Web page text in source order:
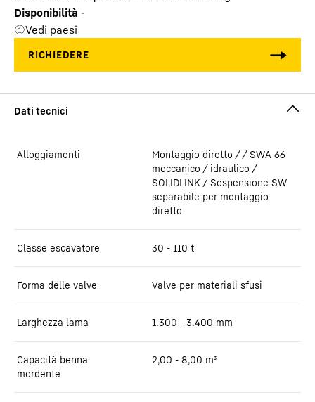
Disponibilità -
Vedi paesi
Alloggiamenti
Montaggio diretto / / SWA 66
meccanico / idraulico /
SOLIDLINK / Sospensione SW
separabile per montaggio
diretto
Classe escavatore 30 - 110 t
Forma delle valve Valve per materiali sfusi
Larghezza lama 1.300 - 3.400 mm
Capacità benna
mordente
2,00 - 8,00 m³